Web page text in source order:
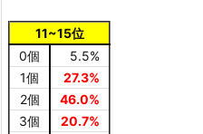
11~15位
0個
5.5%
1個
27.3%
2個
46.0%
3個
20.7%